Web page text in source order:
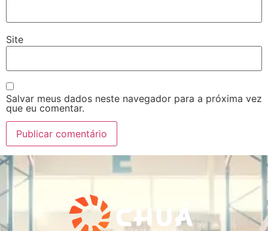
Site
Salvar meus dados neste navegador para a próxima vez
que eu comentar.